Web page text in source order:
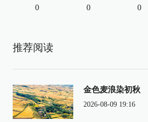
0 0 0
推荐阅读
金色麦浪染初秋
2026-08-09 19:16